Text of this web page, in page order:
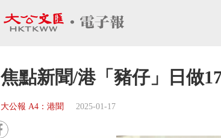
焦點新聞/港「豬仔」日做
大公報 A4：港聞 2025-01-17